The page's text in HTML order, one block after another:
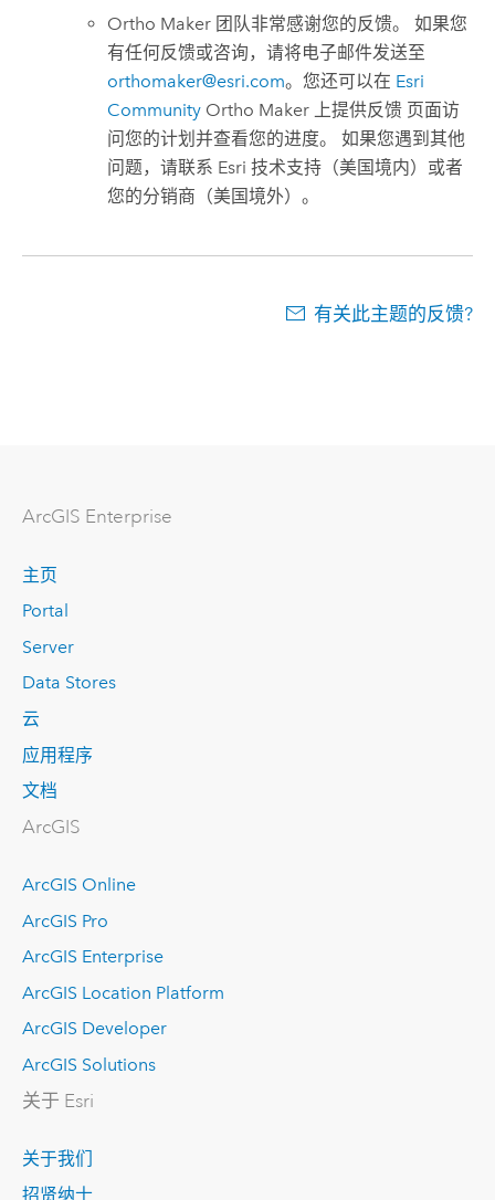
Ortho Maker 团队非常感谢您的反馈。 如果您
有任何反馈或咨询，请将电子邮件发送至
orthomaker@esri.com。您还可以在 Esri
Community Ortho Maker 上提供反馈 页面访
问您的计划并查看您的进度。 如果您遇到其他
问题，请联系 Esri 技术支持（美国境内）或者
您的分销商（美国境外）。
有关此主题的反馈?
ArcGIS Enterprise
主页
Portal
Server
Data Stores
云
应用程序
文档
ArcGIS
ArcGIS Online
ArcGIS Pro
ArcGIS Enterprise
ArcGIS Location Platform
ArcGIS Developer
ArcGIS Solutions
关于 Esri
关于我们
招贤纳士